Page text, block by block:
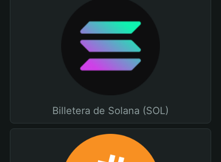
Billetera de Solana (SOL)